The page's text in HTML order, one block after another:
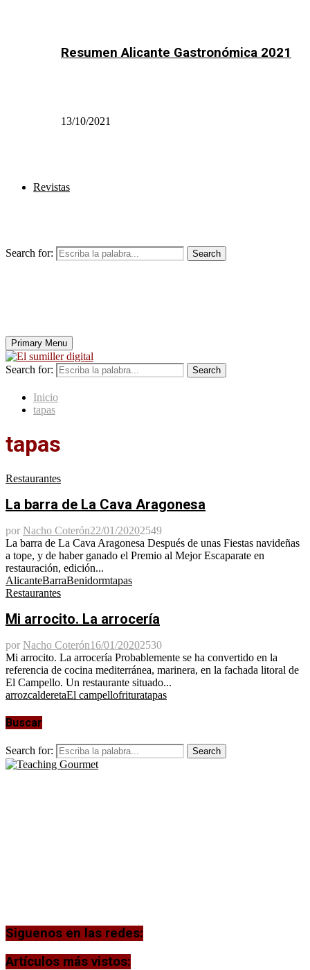
Resumen Alicante Gastronómica 2021
13/10/2021
Revistas
Search for: Search
Primary Menu
Search for: Search
Inicio
tapas
tapas
Restaurantes
La barra de La Cava Aragonesa
por Nacho Coterón22/01/20202549
La barra de La Cava Aragonesa Después de unas Fiestas navideñas
a tope, y de haber ganado el Premio al Mejor Escaparate en
restauración, edición...
AlicanteBarraBenidormtapas
Restaurantes
Mi arrocito. La arrocería
por Nacho Coterón16/01/20202530
Mi arrocito. La arrocería Probablemente se ha convertido en la
referencia de cocina mediterránea, marinera, en la fachada litoral de
El Campello. Un restaurante situado...
arrozcalderetaEl campellofrituratapas
Buscar
Search for: Search
Siguenos en las redes:
Artículos más vistos: